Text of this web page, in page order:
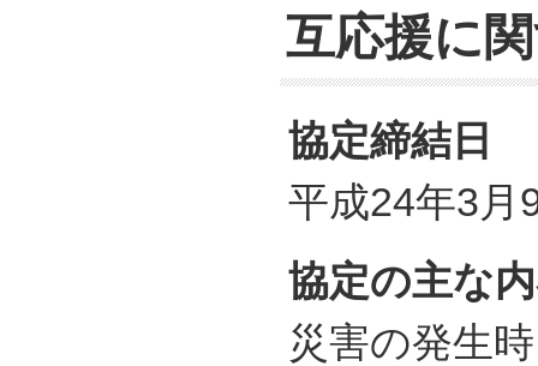
互応援に
協定締結日
平成24年3月
協定の主な
災害の発生